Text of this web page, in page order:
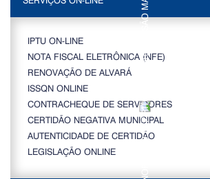
IPTU ON-LINE
NOTA FISCAL ELETRÔNICA (NFE)
RENOVAÇÃO DE ALVARÁ
ISSQN ONLINE
CONTRACHEQUE DE SERVIDORES
CERTIDÃO NEGATIVA MUNICIPAL
AUTENTICIDADE DE CERTIDÃO
LEGISLAÇÃO ONLINE